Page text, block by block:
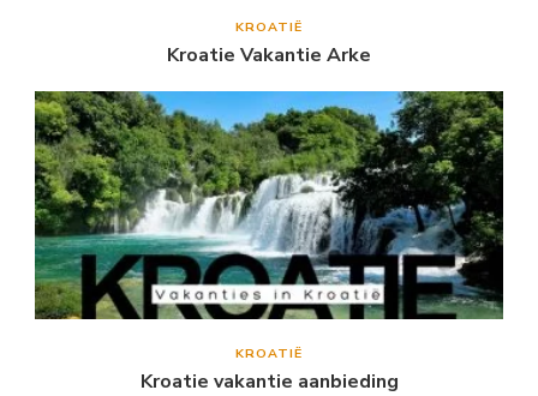
KROATIË
Kroatie Vakantie Arke
KROATIË
Kroatie vakantie aanbieding